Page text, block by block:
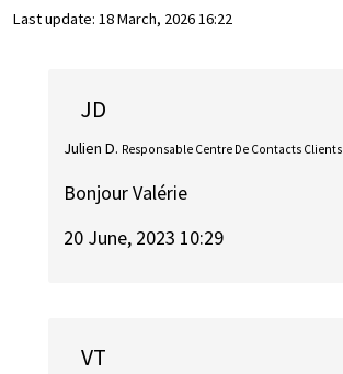
Last update: 18 March, 2026 16:22
JD
Julien D. Responsable Centre De Contacts Clients
Bonjour Valérie
20 June, 2023 10:29
VT